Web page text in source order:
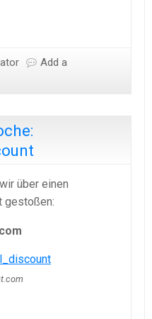
Add a
über einen
gestoßen: